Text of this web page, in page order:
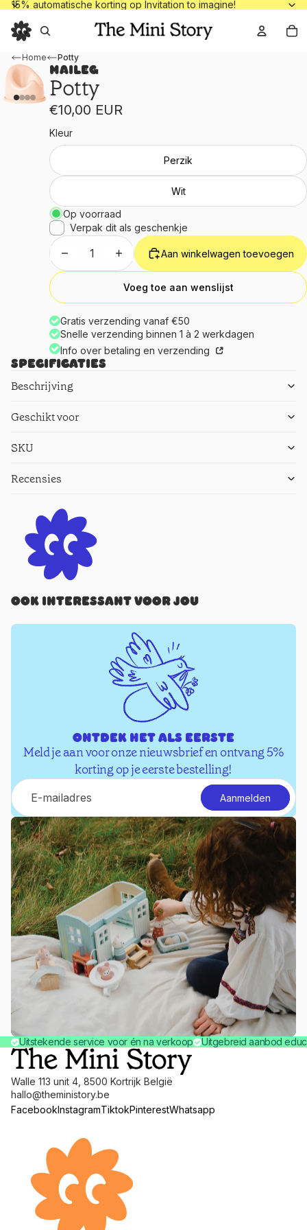
15% automatische korting op Invitation to imagine!
15% automatische korting op Invitation
Home Potty
Maileg
Potty
€10,00 EUR
Kleur
Perzik
Wit
Op voorraad
Verpak dit als geschenkje
Aantal verlagenAantal verhogenAan winkelwagen toevoegen
Voeg toe aan wenslijst
Gratis verzending vanaf €50
Snelle verzending binnen 1 à 2 werkdagen
Info over betaling en verzending
Specificaties
Beschrijving
Geschikt voor
SKU
Recensies
Ook interessant voor jou
Ontdek het als eerste
Meld je aan voor onze nieuwsbrief en ontvang 5%
korting op je eerste bestelling!
E-mail
Aanmelden
Uitstekende service voor én na verkoop Uitgebreid aanbod
Walle 113 unit 4, 8500 Kortrijk België
hallo@theministory.be
FacebookInstagramTiktokPinterestWhatsapp